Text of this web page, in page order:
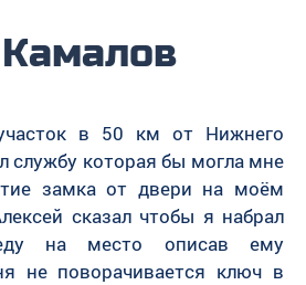
в 50 км от Нижнего
службу которая бы могла мне
замка от двери на моём
сказал чтобы я набрал
на место описав ему
не поворачивается ключ в